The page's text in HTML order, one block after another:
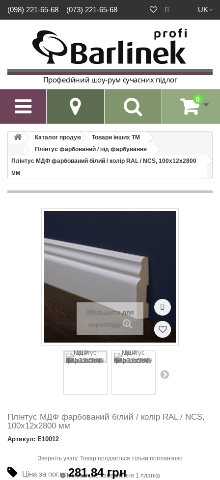
UK
(098) 221-65-68 (073) 221-65-68
Професійний шоу-рум сучасних підлог
 0
Каталог продукції
Товари інших ТМ
Плінтус фарбований / під фарбування
Плінтус МДФ фарбований білий / колір RAL / NCS, 100х12х2800
мм
Збільшити для
перегляду
Плінтус МДФ фарбований білий / колір RAL / NCS,
100х12х2800 мм
Артикул: E10012
Ціна за пог.м:281.84 грн
Зверніть увагу. Товар продається тільки попланково
Мінімальне замовлення 1 планка